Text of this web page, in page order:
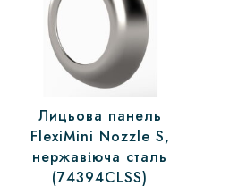
Лицьова панель
FlexiMini Nozzle S,
нержавіюча сталь
(74394CLSS)